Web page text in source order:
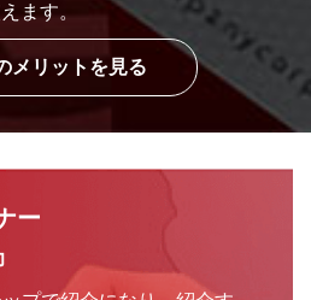
ます。
メリットを見る
ー